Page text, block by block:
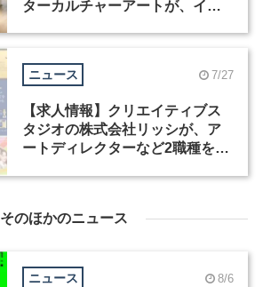
ターカルチャーアートが、イン
ニュース 7/27
【求人情報】クリエイティブス
タジオの株式会社リッシが、ア
ートディレクターなど2職種を募
そのほかのニュース
ニュース 8/6